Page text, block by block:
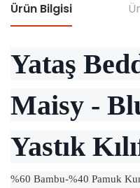
Ürün Bilgisi
Yataş
Maisy -
Yastık
%60 Bambu-%40 Pamuk